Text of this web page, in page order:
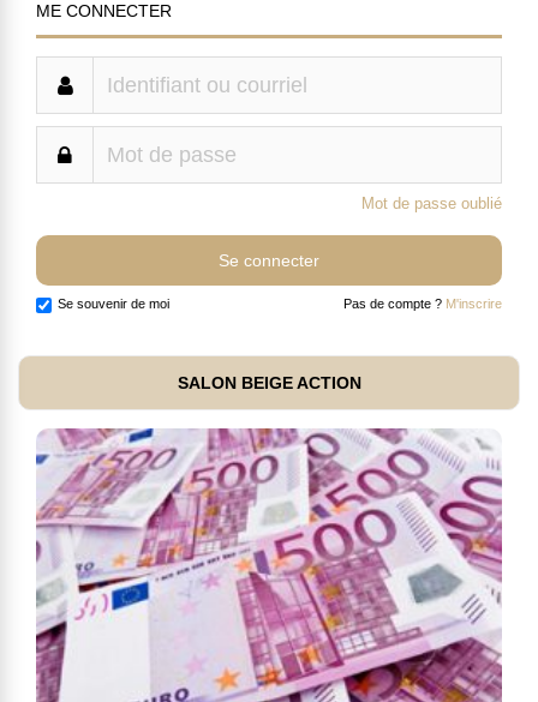
ME CONNECTER
Mot de passe oublié
Se souvenir de moi Pas de compte ? M'inscrire
SALON BEIGE ACTION